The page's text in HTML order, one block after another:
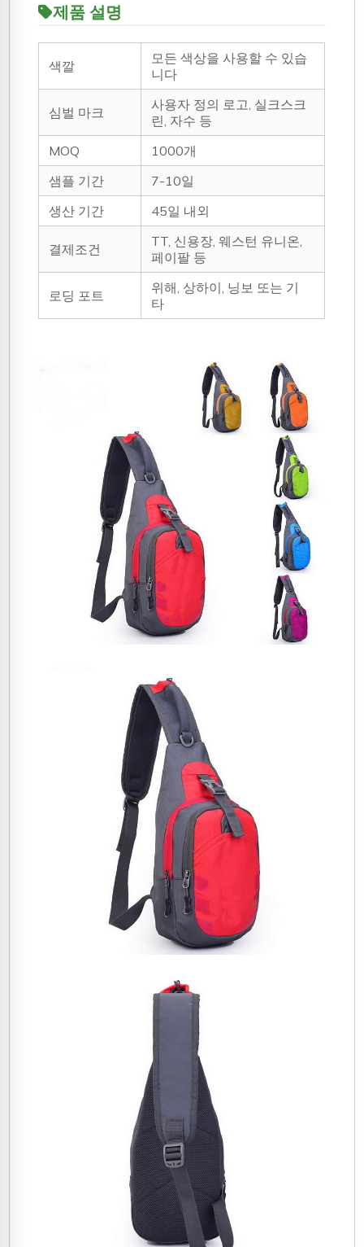
제품 설명
색깔
모든 색상을 사용할 수 있습
니다
심벌 마크
사용자 정의 로고, 실크스크
린, 자수 등
MOQ
1000개
샘플 기간
7-10일
생산 기간
45일 내외
결제조건
TT, 신용장, 웨스턴 유니온,
페이팔 등
로딩 포트
위해, 상하이, 닝보 또는 기
타